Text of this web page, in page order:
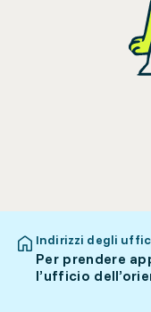
Indirizzi degli
Per prendere
l’ufficio